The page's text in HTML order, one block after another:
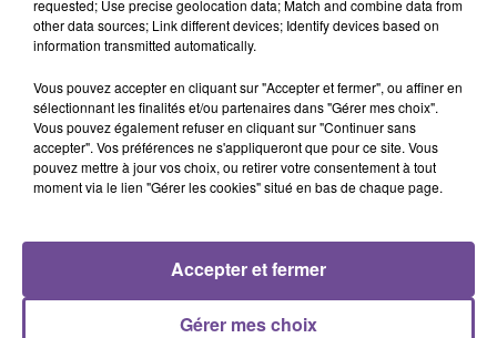
PRÈS DE CHEZ VOUS
requested; Use precise geolocation data; Match and combine data from
other data sources; Link different devices; Identify devices based on
information transmitted automatically.
Vous pouvez accepter en cliquant sur "Accepter et fermer", ou affiner en
sélectionnant les finalités et/ou partenaires dans "Gérer mes choix".
Vous pouvez également refuser en cliquant sur "Continuer sans
accepter". Vos préférences ne s'appliqueront que pour ce site. Vous
pouvez mettre à jour vos choix, ou retirer votre consentement à tout
moment via le lien "Gérer les cookies" situé en bas de chaque page.
Gérer mes choix
Accepter et fermer